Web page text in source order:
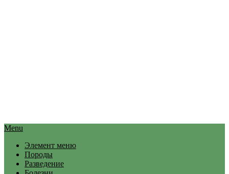
Menu
Элемент меню
Породы
Разведение